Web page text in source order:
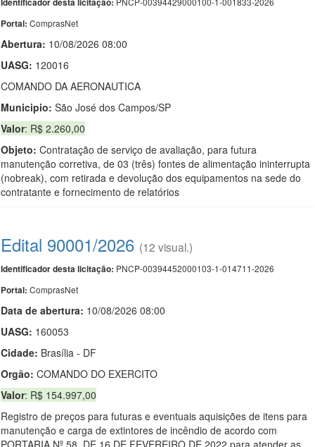
Identificador desta licitação:
Portal: ComprasNet
Abertura: 10/08/2026 08:00
UASG: 120016
COMANDO DA AERONAUTICA
Municipio: São José dos Campos/SP
Valor: R$ 2.260,00
Objeto: Contratação de serviço de avaliação, para futura
manutenção corretiva, de 03 (três) fontes de alimentação ininterrupta
(nobreak), com retirada e devolução dos equipamentos na sede do
contratante e fornecimento de relatórios
Edital 90001/2026 (12 visual.)
Identificador desta licitação: PNCP-00394452000103-1-014711-2026
Portal: ComprasNet
Data de abertura: 10/08/2026 08:00
UASG: 160053
Cidade: Brasília - DF
Orgão: COMANDO DO EXERCITO
Valor: R$ 154.997,00
Registro de preços para futuras e eventuais aquisições de itens para
manutenção e carga de extintores de incêndio de acordo com
PORTARIA Nº 58, DE 16 DE FEVEREIRO DE 2022 para atender as